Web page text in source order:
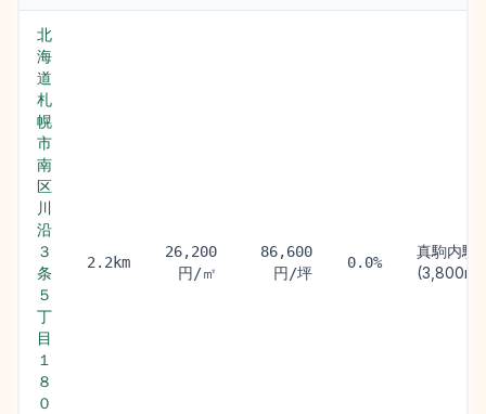
北
海
道
札
幌
市
南
区
川
沿
３
条
５
丁
目
１
８
０
2.2km
26,200
円/㎡
86,600
円/坪
0.0%
真駒内駅
(3,800m)